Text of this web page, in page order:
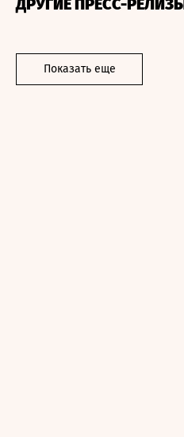
ДРУГИЕ ПРЕСС-
Показать еще